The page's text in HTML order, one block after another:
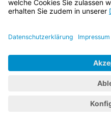
Gewichtungsfaktor.5
das dritte Lebensjahr,
einer anderen
zum Ende des
kindbezogene
2,0, so fördert der